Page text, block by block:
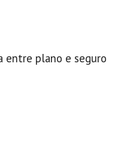
entre plano e seguro